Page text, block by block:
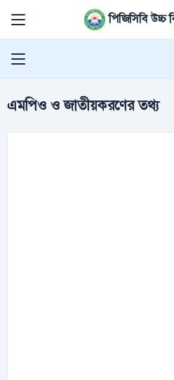
পিজিসিবি উচ্চ
এমপিও ও জাতীয়করণের তথ্য